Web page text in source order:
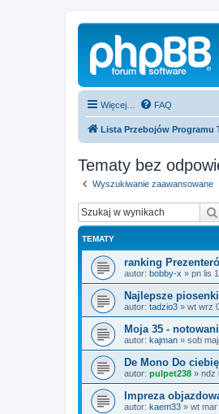
Więcej… FAQ
Lista Przebojów Programu
Tematy bez
Wyszukiwanie zaawansowane
TEMATY
ranking
autor: bobby-x » pn lis
Najlepsze
autor: tadzio3 » wt wrz
Moja 35 -
autor: kajman » sob
De Mono Do
autor: pulpet238 » ndz
Impreza
autor: kaem33 » wt mar